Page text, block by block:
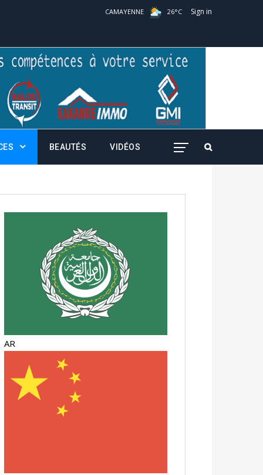
CAMAYENNE 26°C Sign in
BEAUTÉS VIDÉOS
AR